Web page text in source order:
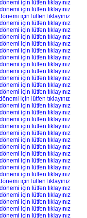
için lütfen tıklayınız
için lütfen tıklayınız
için lütfen tıklayınız
için lütfen tıklayınız
için lütfen tıklayınız
için lütfen tıklayınız
için lütfen tıklayınız
için lütfen tıklayınız
için lütfen tıklayınız
için lütfen tıklayınız
için lütfen tıklayınız
için lütfen tıklayınız
için lütfen tıklayınız
için lütfen tıklayınız
için lütfen tıklayınız
için lütfen tıklayınız
için lütfen tıklayınız
için lütfen tıklayınız
için lütfen tıklayınız
için lütfen tıklayınız
için lütfen tıklayınız
için lütfen tıklayınız
için lütfen tıklayınız
için lütfen tıklayınız
için lütfen tıklayınız
için lütfen tıklayınız
için lütfen tıklayınız
için lütfen tıklayınız
için lütfen tıklayınız
için lütfen tıklayınız
için lütfen tıklayınız
için lütfen tıklayınız